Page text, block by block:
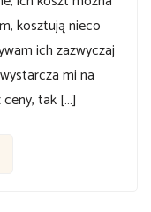
kosztują nieco
ich zazwyczaj
mi na
tak […]